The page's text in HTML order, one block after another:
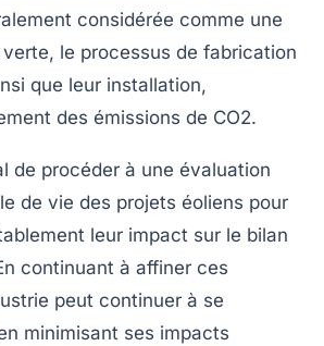
considérée comme une
verte, le processus de fabrication
que leur installation,
des émissions de CO2.
de procéder à une évaluation
de vie des projets éoliens pour
leur impact sur le bilan
continuant à affiner ces
peut continuer à se
minimisant ses impacts